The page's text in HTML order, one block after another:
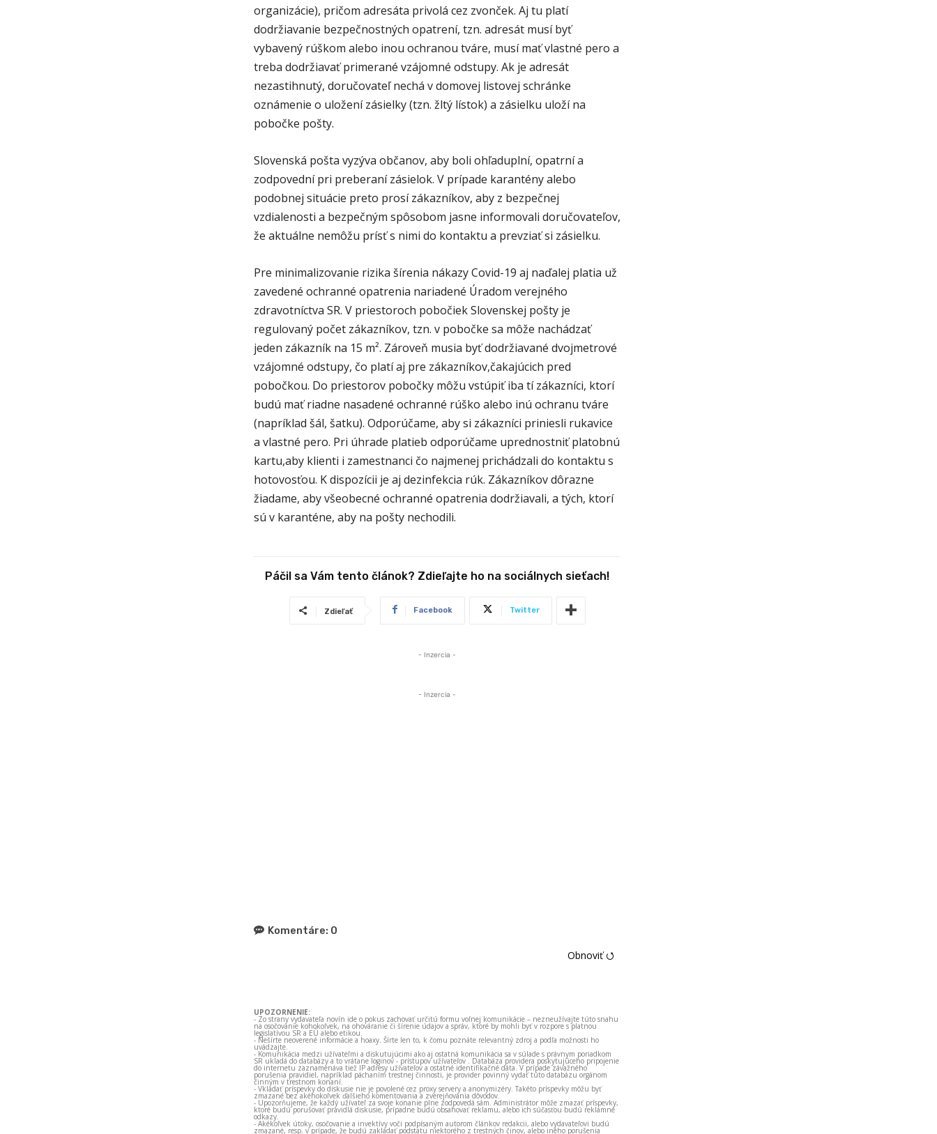
organizácie), pričom adresáta privolá cez zvonček. Aj tu platí
dodržiavanie bezpečnostných opatrení, tzn. adresát musí byť
vybavený rúškom alebo inou ochranou tváre, musí mať vlastné pero a
treba dodržiavať primerané vzájomné odstupy. Ak je adresát
nezastihnutý, doručovateľ nechá v domovej listovej schránke
oznámenie o uložení zásielky (tzn. žltý lístok) a zásielku uloží na
pobočke pošty.
Slovenská pošta vyzýva občanov, aby boli ohľaduplní, opatrní a
zodpovední pri preberaní zásielok. V prípade karantény alebo
podobnej situácie preto prosí zákazníkov, aby z bezpečnej
vzdialenosti a bezpečným spôsobom jasne informovali doručovateľov,
že aktuálne nemôžu prísť s nimi do kontaktu a prevziať si zásielku.
Pre minimalizovanie rizika šírenia nákazy Covid-19 aj naďalej platia už
zavedené ochranné opatrenia nariadené Úradom verejného
zdravotníctva SR. V priestoroch pobočiek Slovenskej pošty je
regulovaný počet zákazníkov, tzn. v pobočke sa môže nachádzať
jeden zákazník na 15 m². Zároveň musia byť dodržiavané dvojmetrové
vzájomné odstupy, čo platí aj pre zákazníkov,čakajúcich pred
pobočkou. Do priestorov pobočky môžu vstúpiť iba tí zákazníci, ktorí
budú mať riadne nasadené ochranné rúško alebo inú ochranu tváre
(napríklad šál, šatku). Odporúčame, aby si zákazníci priniesli rukavice
a vlastné pero. Pri úhrade platieb odporúčame uprednostniť platobnú
kartu,aby klienti i zamestnanci čo najmenej prichádzali do kontaktu s
hotovosťou. K dispozícii je aj dezinfekcia rúk. Zákazníkov dôrazne
žiadame, aby všeobecné ochranné opatrenia dodržiavali, a tých, ktorí
sú v karanténe, aby na pošty nechodili.
Páčil sa Vám tento článok? Zdieľajte ho na sociálnych sieťach!
Zdieľať Facebook Twitter
- Inzercia -
- Inzercia -
Komentáre: 0
Obnoviť ⭯
UPOZORNENIE:
- Zo strany vydavateľa novín ide o pokus zachovať určitú formu voľnej komunikácie – nezneužívajte túto snahu
na osočovanie kohokoľvek, na ohováranie či šírenie údajov a správ, ktoré by mohli byť v rozpore s platnou
legislatívou SR a EÚ alebo etikou.
- Nešírte neoverené informácie a hoaxy. Šírte len to, k čomu poznáte relevantný zdroj a podľa možnosti ho
uvádzajte.
- Komunikácia medzi užívateľmi a diskutujúcimi ako aj ostatná komunikácia sa v súlade s právnym poriadkom
SR ukladá do databázy a to vrátane loginov - prístupov užívateľov . Databáza providera poskytujúceho pripojenie
do internetu zaznamenáva tiež IP adresy užívateľov a ostatné identifikačné dáta. V prípade závažného
porušenia pravidiel, napríklad páchaním trestnej činnosti, je provider povinný vydať túto databázu orgánom
činným v trestnom konaní.
- Vkladať príspevky do diskusie nie je povolené cez proxy servery a anonymizéry. Takéto príspevky môžu byť
zmazané bez akéhokoľvek ďalšieho komentovania a zverejňovania dôvodov.
- Upozorňujeme, že každý užívateľ za svoje konanie plne zodpovedá sám. Administrátor môže zmazať príspevky,
ktoré budú porušovať pravidlá diskusie, prípadne budú obsahovať reklamu, alebo ich súčasťou budú reklamné
odkazy.
- Akékoľvek útoky, osočovanie a invektívy voči podpísaným autorom článkov redakcii, alebo vydavateľovi budú
zmazané, resp. v prípade, že budú zakladať podstatu niektorého z trestných činov, alebo iného porušenia